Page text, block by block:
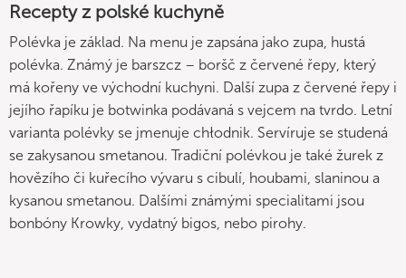
Recepty z polské kuchyně
Polévka je základ. Na menu je zapsána jako zupa, hustá
polévka. Známý je barszcz – boršč z červené řepy, který
má kořeny ve východní kuchyni. Další zupa z červené řepy i
jejího řapíku je botwinka podávaná s vejcem na tvrdo. Letní
varianta polévky se jmenuje chłodnik. Servíruje se studená
se zakysanou smetanou. Tradiční polévkou je také žurek z
hovězího či kuřecího vývaru s cibulí, houbami, slaninou a
kysanou smetanou. Dalšími známými specialitami jsou
bonbóny Krowky, vydatný bigos, nebo pirohy.